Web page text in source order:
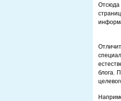
Отсюда
блога.